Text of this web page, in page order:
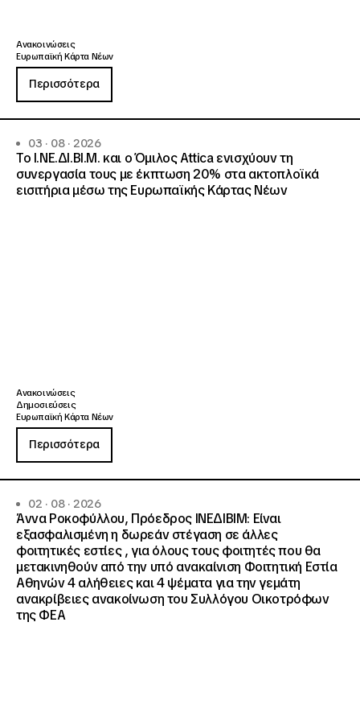
Ανακοινώσεις
Ευρωπαϊκή Κάρτα Νέων
Περισσότερα
03 · 08 · 2026
Το Ι.ΝΕ.ΔΙ.ΒΙ.Μ. και o Όμιλος Attica ενισχύουν τη
συνεργασία τους με έκπτωση 20% στα ακτοπλοϊκά
εισιτήρια μέσω της Ευρωπαϊκής Κάρτας Νέων
Ανακοινώσεις
Δημοσιεύσεις
Ευρωπαϊκή Κάρτα Νέων
Περισσότερα
02 · 08 · 2026
Άννα Ροκοφύλλου, Πρόεδρος ΙΝΕΔΙΒΙΜ: Είναι
εξασφαλισμένη η δωρεάν στέγαση σε άλλες
φοιτητικές εστίες , για όλους τους φοιτητές που θα
μετακινηθούν από την υπό ανακαίνιση Φοιτητική Εστία
Αθηνών 4 αλήθειες και 4 ψέματα για την γεμάτη
ανακρίβειες ανακοίνωση του Συλλόγου Οικοτρόφων
της ΦΕΑ